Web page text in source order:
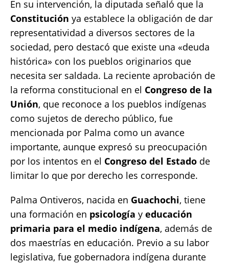
En su intervención, la diputada señaló que la
Constitución ya establece la obligación de dar
representatividad a diversos sectores de la
sociedad, pero destacó que existe una «deuda
histórica» con los pueblos originarios que
necesita ser saldada. La reciente aprobación de
la reforma constitucional en el Congreso de la
Unión, que reconoce a los pueblos indígenas
como sujetos de derecho público, fue
mencionada por Palma como un avance
importante, aunque expresó su preocupación
por los intentos en el Congreso del Estado de
limitar lo que por derecho les corresponde.
Palma Ontiveros, nacida en Guachochi, tiene
una formación en psicología y educación
primaria para el medio indígena, además de
dos maestrías en educación. Previo a su labor
legislativa, fue gobernadora indígena durante